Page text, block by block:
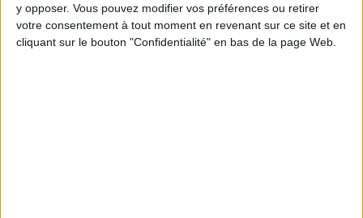
y opposer. Vous pouvez modifier vos préférences ou retirer
votre consentement à tout moment en revenant sur ce site et en
cliquant sur le bouton "Confidentialité" en bas de la page Web.
Peut-on remplacer la viande par des féculents ?
Consultation diététique du 05/08/2026